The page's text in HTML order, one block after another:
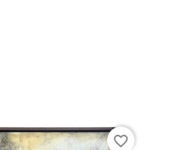
favorite_border